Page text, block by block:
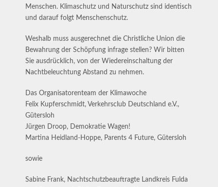
Menschen. Klimaschutz und Naturschutz sind identisch
und darauf folgt Menschenschutz.
Weshalb muss ausgerechnet die Christliche Union die
Bewahrung der Schöpfung infrage stellen? Wir bitten
Sie ausdrücklich, von der Wiedereinschaltung der
Nachtbeleuchtung Abstand zu nehmen.
Das Organisatorenteam der Klimawoche
Felix Kupferschmidt, Verkehrsclub Deutschland e.V.,
Gütersloh
Jürgen Droop, Demokratie Wagen!
Martina Heidland-Hoppe, Parents 4 Future, Gütersloh
sowie
Sabine Frank, Nachtschutzbeauftragte Landkreis Fulda